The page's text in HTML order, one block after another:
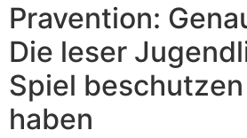
Pravention:
Die leser
Spiel
haben